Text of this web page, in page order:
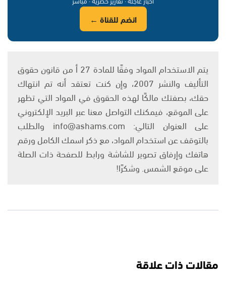
انضم للقناة ←
يتم الاستخدام المواد وفقًا للمادة 27 أ من قانون حقوق
التأليف والنشر 2007، وإن كنت تعتقد أنه تم انتهاك
حقك، بصفتك مالكًا لهذه الحقوق في المواد التي تظهر
على الموقع، فيمكنك التواصل معنا عبر البريد الإلكتروني
على العنوان التالي: info@ashams.com والطلب
بالتوقف عن استخدام المواد، مع ذكر اسمك الكامل ورقم
هاتفك وإرفاق تصوير للشاشة ورابط للصفحة ذات الصلة
على موقع الشمس. وشكرًا!
مقالات ذات علاقة